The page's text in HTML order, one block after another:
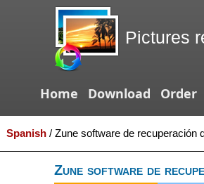
Pictures
Home Download Order
Spanish/ Zune software de recuperación
Zune software de